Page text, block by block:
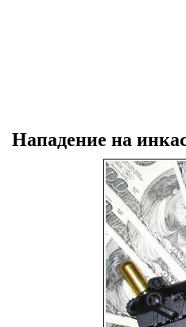
Нападение на